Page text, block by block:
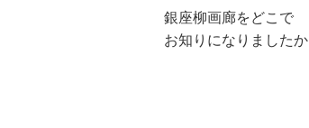
銀座柳画廊をどこで
お知りになりましたか